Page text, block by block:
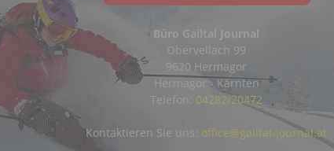
Büro Gailtal Journal
Obervellach 99
9620 Hermagor
Hermagor - Kärnten
Telefon: 04282/20472
Kontaktieren Sie uns: office@gailtal-journal.at